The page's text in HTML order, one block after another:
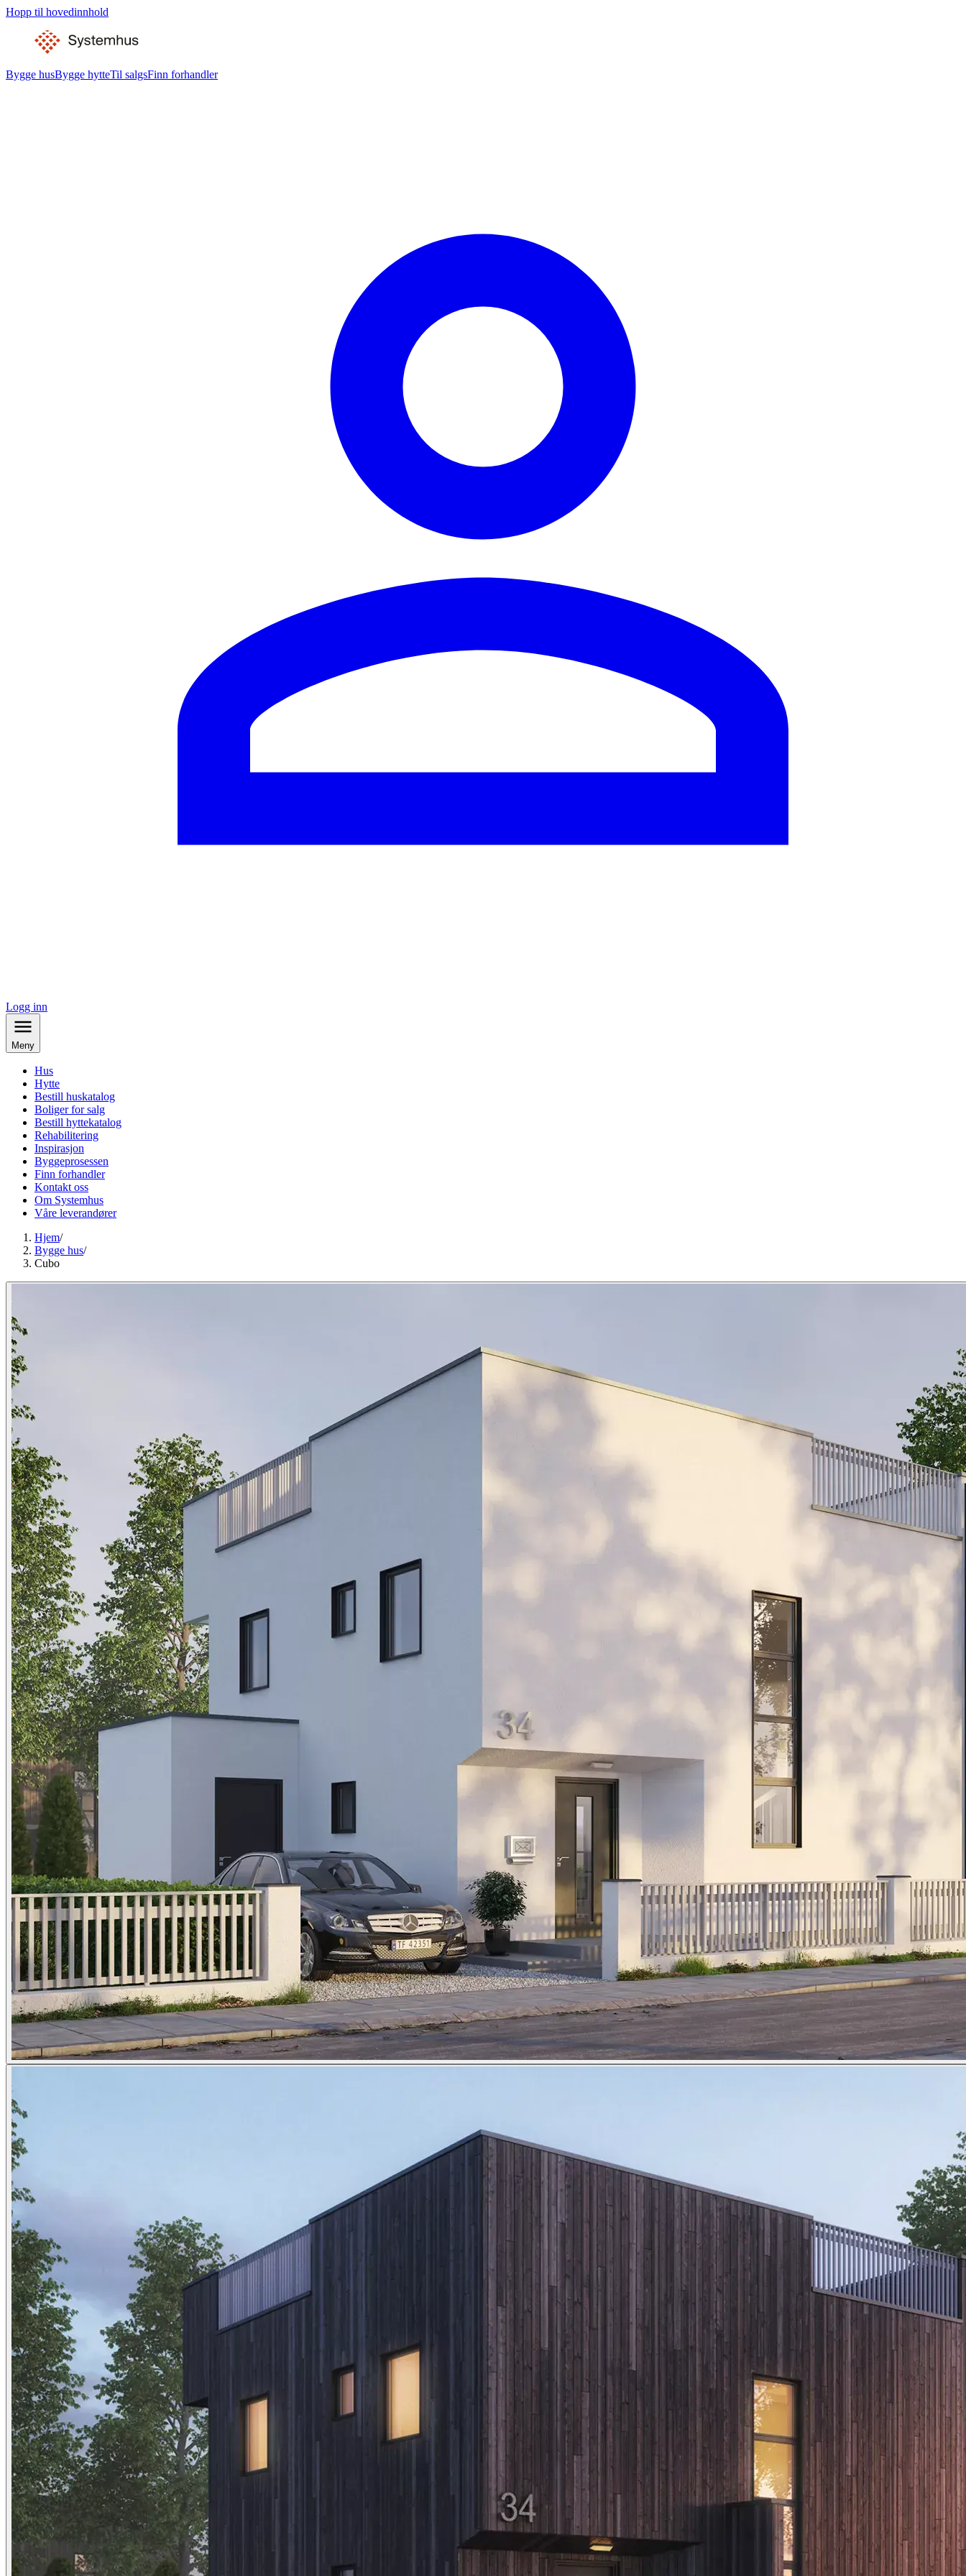
Hopp til hovedinnhold
Bygge husBygge hytteTil salgsFinn forhandler
Logg inn
Meny
Hus
Hytte
Bestill huskatalog
Boliger for salg
Bestill hyttekatalog
Rehabilitering
Inspirasjon
Byggeprosessen
Finn forhandler
Kontakt oss
Om Systemhus
Våre leverandører
Hjem/
Bygge hus/
Cubo